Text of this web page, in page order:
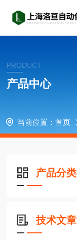
PRODUCT
产品中心
当前位置： 首页
产品分类
技术文章